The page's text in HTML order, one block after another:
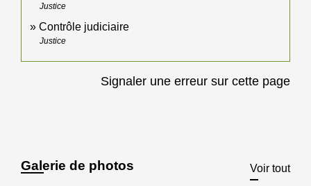
Justice
Contrôle judiciaire
Justice
Signaler une erreur sur cette page
Galerie de photos Voir tout